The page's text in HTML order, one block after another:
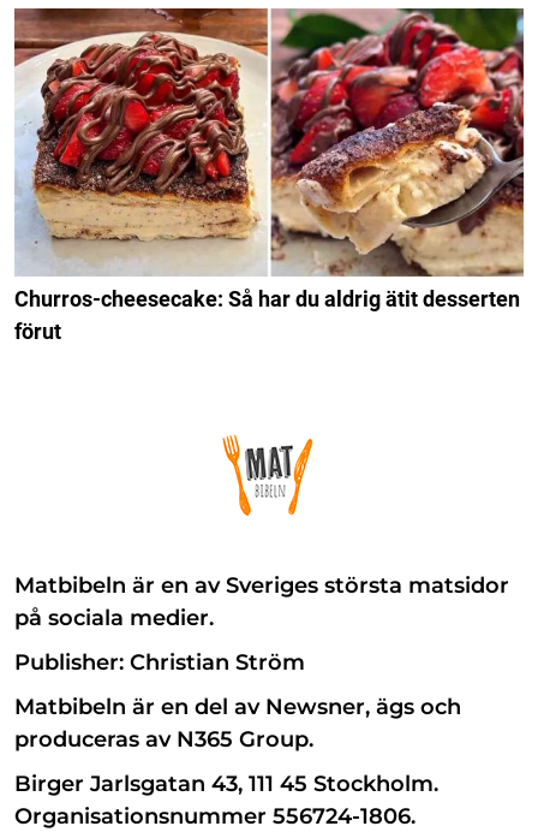
Churros-cheesecake: Så har du aldrig ätit desserten
förut
Matbibeln är en av Sveriges största matsidor
på sociala medier.
Publisher: Christian Ström
Matbibeln är en del av Newsner, ägs och
produceras av N365 Group.
Birger Jarlsgatan 43, 111 45 Stockholm.
Organisationsnummer 556724-1806.